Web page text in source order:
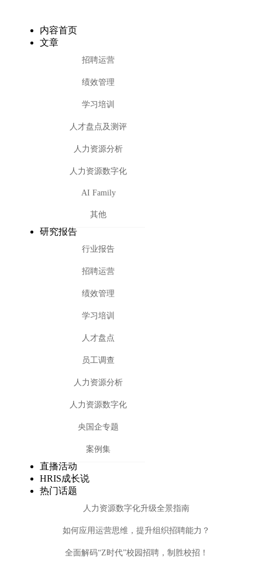
内容首页
文章
招聘运营
绩效管理
学习培训
人才盘点及测评
人力资源分析
人力资源数字化
AI Family
其他
研究报告
行业报告
招聘运营
绩效管理
学习培训
人才盘点
员工调查
人力资源分析
人力资源数字化
央国企专题
案例集
直播活动
HRIS成长说
热门话题
人力资源数字化升级全景指南
如何应用运营思维，提升组织招聘能力？
全面解码“Z时代”校园招聘，制胜校招！